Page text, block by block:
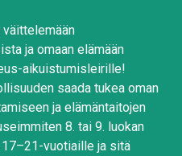
ja omaan elämään
aikuistumisleirille!
saada tukea oman
ja elämäntaitojen
8. tai 9. luokan
vuotiaille ja sitä